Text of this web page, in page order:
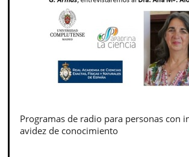
Programas de radio para personas con
avidez de conocimiento